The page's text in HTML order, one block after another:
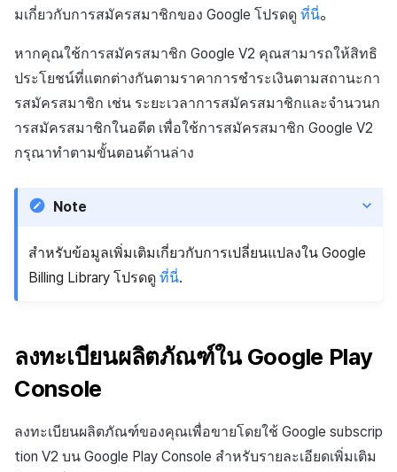
มเกี่ยวกับการสมัครสมาชิกของ Google โปรดดู ที่นี่。
หากคุณใช้การสมัครสมาชิก Google V2 คุณสามารถให้สิทธิ
ประโยชน์ที่แตกต่างกันตามราคาการชำระเงินตามสถานะกา
รสมัครสมาชิก เช่น ระยะเวลาการสมัครสมาชิกและจำนวนก
ารสมัครสมาชิกในอดีต เพื่อใช้การสมัครสมาชิก Google V2
กรุณาทำตามขั้นตอนด้านล่าง
Note
สำหรับข้อมูลเพิ่มเติมเกี่ยวกับการเปลี่ยนแปลงใน Google
Billing Library โปรดดู ที่นี่.
ลงทะเบียนผลิตภัณฑ์ใน Google Play
Console
ลงทะเบียนผลิตภัณฑ์ของคุณเพื่อขายโดยใช้ Google subscrip
tion V2 บน Google Play Console สำหรับรายละเอียดเพิ่มเติม